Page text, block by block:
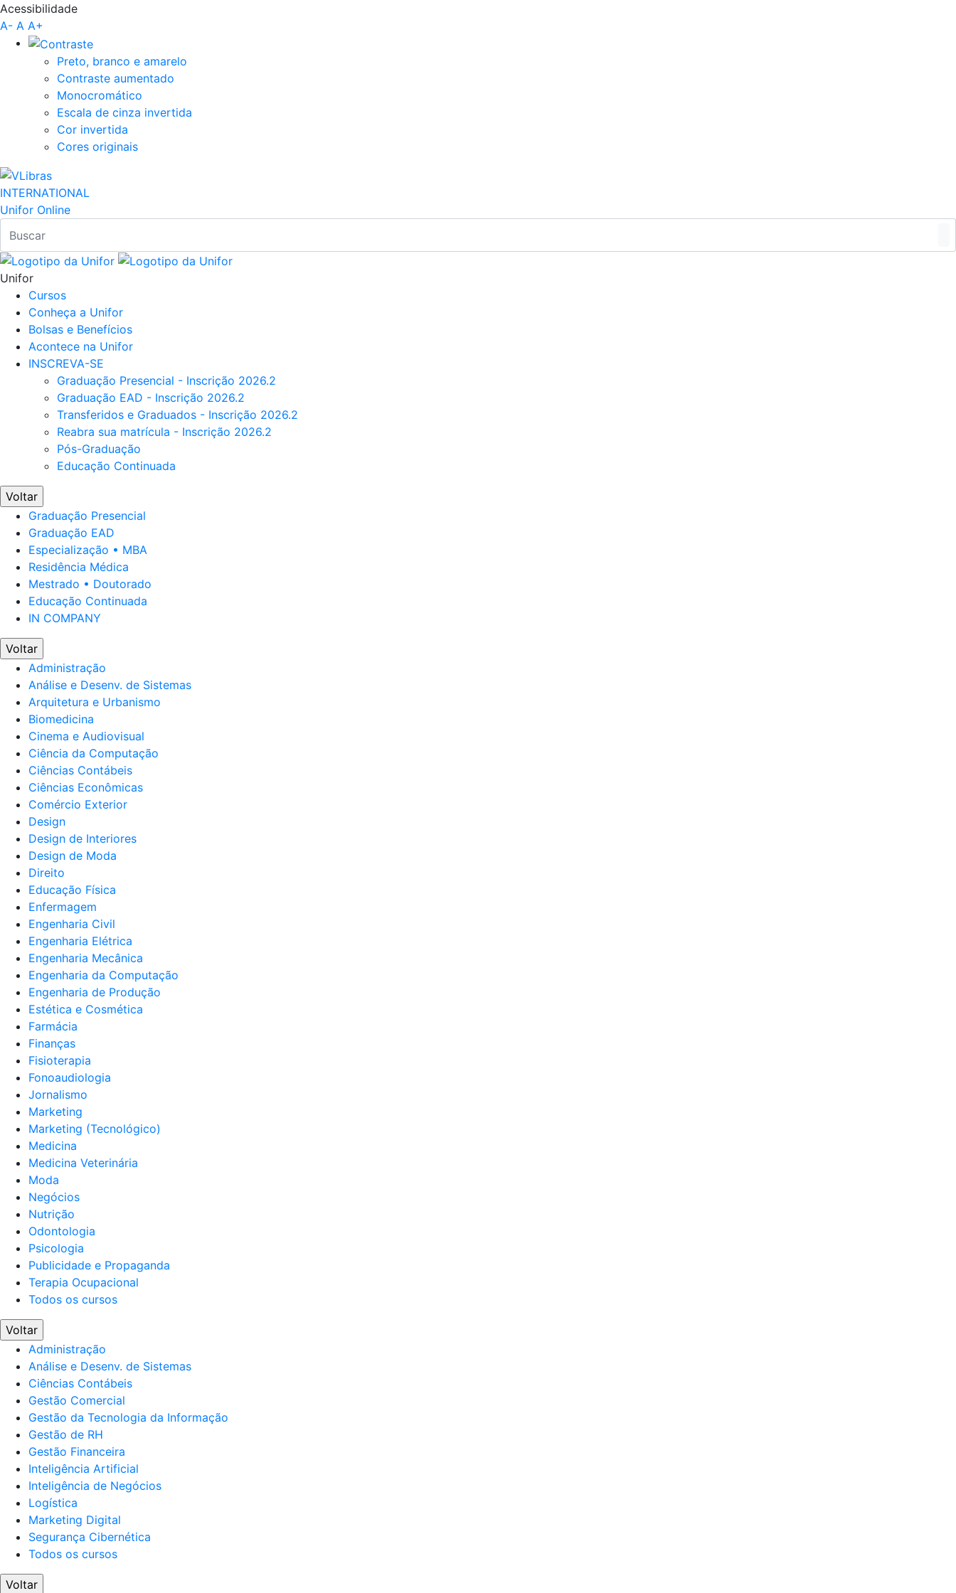
Pular para o Conteúdo principal
Acessibilidade
A- A A+
Preto, branco e amarelo
Contraste aumentado
Monocromático
Escala de cinza invertida
Cor invertida
Cores originais
INTERNATIONAL
Unifor Online
Unifor
Cursos
Conheça a Unifor
Bolsas e Benefícios
Acontece na Unifor
INSCREVA-SE
Graduação Presencial - Inscrição 2026.2
Graduação EAD - Inscrição 2026.2
Transferidos e Graduados - Inscrição 2026.2
Reabra sua matrícula - Inscrição 2026.2
Pós-Graduação
Educação Continuada
Voltar
Graduação Presencial
Graduação EAD
Especialização • MBA
Residência Médica
Mestrado • Doutorado
Educação Continuada
IN COMPANY
Voltar
Administração
Análise e Desenv. de Sistemas
Arquitetura e Urbanismo
Biomedicina
Cinema e Audiovisual
Ciência da Computação
Ciências Contábeis
Ciências Econômicas
Comércio Exterior
Design
Design de Interiores
Design de Moda
Direito
Educação Física
Enfermagem
Engenharia Civil
Engenharia Elétrica
Engenharia Mecânica
Engenharia da Computação
Engenharia de Produção
Estética e Cosmética
Farmácia
Finanças
Fisioterapia
Fonoaudiologia
Jornalismo
Marketing
Marketing (Tecnológico)
Medicina
Medicina Veterinária
Moda
Negócios
Nutrição
Odontologia
Psicologia
Publicidade e Propaganda
Terapia Ocupacional
Todos os cursos
Voltar
Administração
Análise e Desenv. de Sistemas
Ciências Contábeis
Gestão Comercial
Gestão da Tecnologia da Informação
Gestão de RH
Gestão Financeira
Inteligência Artificial
Inteligência de Negócios
Logística
Marketing Digital
Segurança Cibernética
Todos os cursos
Voltar